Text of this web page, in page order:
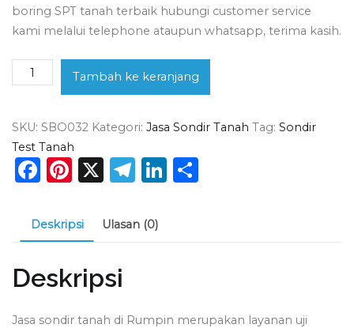
boring SPT tanah terbaik hubungi customer service
kami melalui telephone ataupun whatsapp, terima kasih.
Kuantitas
Jasa
Tanah
Rumpin
Tambah ke keranjang
SKU: SBO032 Kategori: Jasa Sondir Tanah Tag: Sondir
Test Tanah
Facebook
Pinterest
X Telegram
LinkedIn
Deskripsi Ulasan (0)
Deskripsi
Jasa sondir tanah di Rumpin merupakan layanan uji